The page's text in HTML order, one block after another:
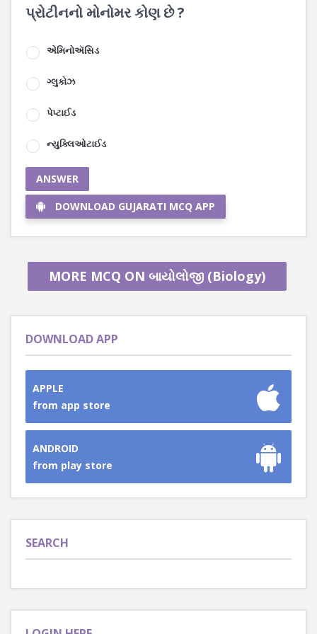
પ્રોટીનનો મોનોમર કોણ છે ?
એમિનોઍસિડ
ગ્લુકોઝ
પેપ્ટાઈડ
ન્યુક્લિઓટાઈડ
ANSWER
DOWNLOAD GUJARATI MCQ APP
MORE MCQ ON બાયોલોજી (Biology)
DOWNLOAD APP
APPLE
from app store
ANDROID
from play store
SEARCH